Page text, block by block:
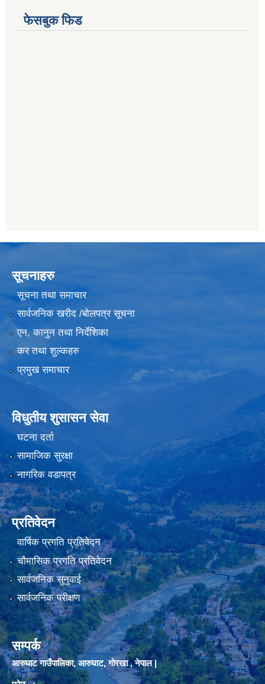
फेसबुक फिड
सूचनाहरु
सूचना तथा समाचार
सार्वजनिक खरीद /बोलपत्र सूचना
एन, कानुन तथा निर्देशिका
कर तथा शुल्कहरु
प्रमुख समाचार
विधुतीय शुसासन सेवा
घटना दर्ता
सामाजिक सुरक्षा
नागरिक वडापत्र
प्रतिवेदन
वार्षिक प्रगति प्रतिवेदन
चौमासिक प्रगति प्रतिवेदन
सार्वजनिक सुनुवाई
सार्वजनिक परीक्षण
सम्पर्क
आरुघाट गाउँपालिका, आरुघाट, गोरखा , नेपाल |